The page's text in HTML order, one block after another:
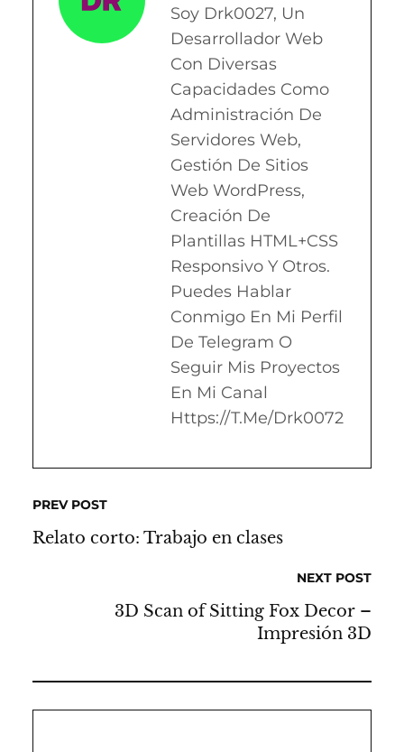
Soy Drk0027, Un
Desarrollador Web
Con Diversas
Capacidades Como
Administración De
Servidores Web,
Gestión De Sitios
Web WordPress,
Creación De
Plantillas HTML+CSS
Responsivo Y Otros.
Puedes Hablar
Conmigo En Mi Perfil
De Telegram O
Seguir Mis Proyectos
En Mi Canal
Https://t.me/drk0072
PREV POST
Relato corto: Trabajo en clases
NEXT POST
3D Scan of Sitting Fox Decor –
Impresión 3D